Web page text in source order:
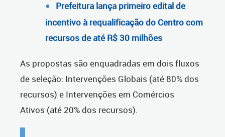
Prefeitura lança primeiro edital de
incentivo à requalificação do Centro com
recursos de até R$ 30 milhões
As propostas são enquadradas em dois fluxos
de seleção: Intervenções Globais (até 80% dos
recursos) e Intervenções em Comércios
Ativos (até 20% dos recursos).